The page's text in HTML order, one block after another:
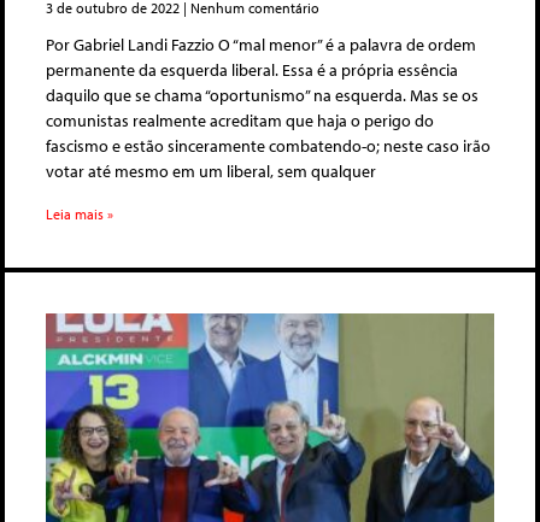
3 de outubro de 2022 Nenhum comentário
Por Gabriel Landi Fazzio O “mal menor” é a palavra de ordem
permanente da esquerda liberal. Essa é a própria essência
daquilo que se chama “oportunismo” na esquerda. Mas se os
comunistas realmente acreditam que haja o perigo do
fascismo e estão sinceramente combatendo-o; neste caso irão
votar até mesmo em um liberal, sem qualquer
Leia mais »